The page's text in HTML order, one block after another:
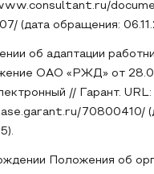
(дата обращения:
об адаптации
ОАО «РЖД» от
// Гарант. URL:
70800410/
Положения об